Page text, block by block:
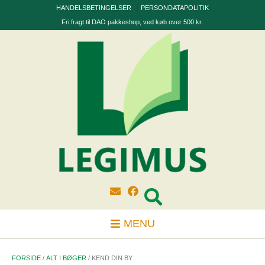
HANDELSBETINGELSER
PERSONDATAPOLITIK
Fri fragt til DAO pakkeshop, ved køb over 500 kr.
MENU
FORSIDE / ALT I BØGER / KEND DIN BY